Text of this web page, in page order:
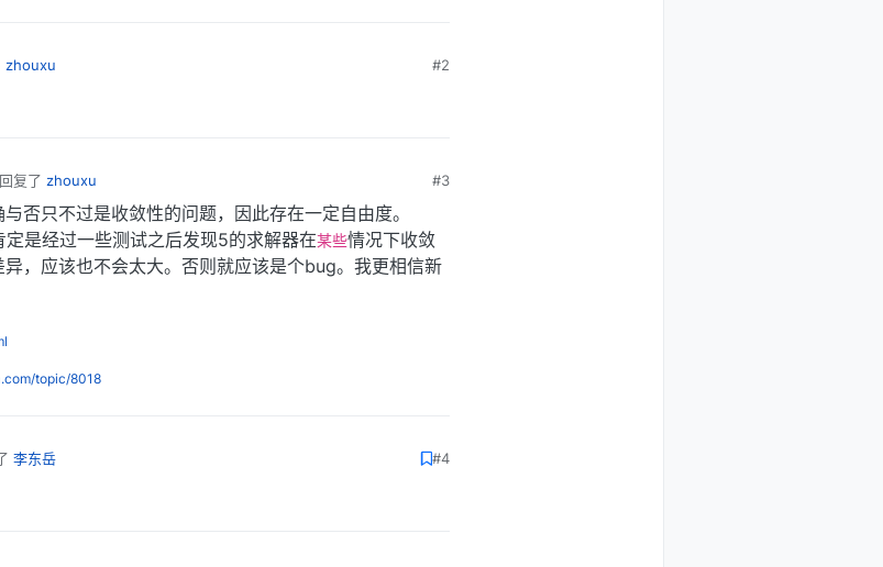
zhouxu #2
复了 zhouxu #3
否只不过是收敛性的问题，因此存在一定自由度。
是经过一些测试之后发现5的求解器在某些情况下收敛
，应该也不会太大。否则就应该是个bug。我更相信新
topic/8018
李东岳 #4